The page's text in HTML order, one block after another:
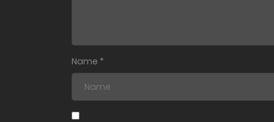
ตอนที่ 5
ตอนที่ 4
Name *